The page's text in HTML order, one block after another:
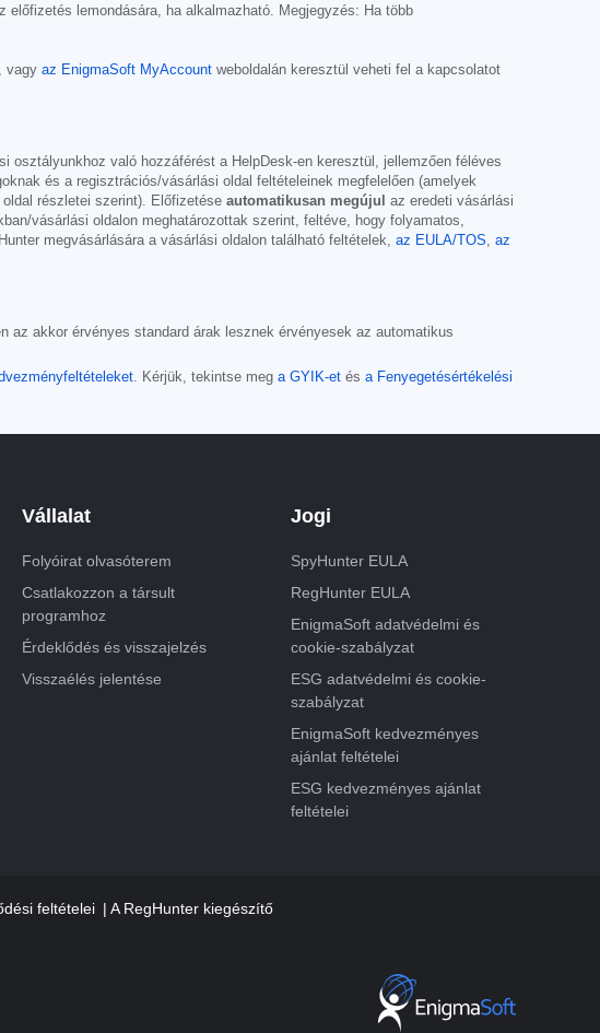
előfizetés lemondására, ha alkalmazható. Megjegyzés: Ha több
vagy az EnigmaSoft MyAccount weboldalán keresztül veheti fel a kapcsolatot
osztályunkhoz való hozzáférést a HelpDesk-en keresztül, jellemzően féléves
és a regisztrációs/vásárlási oldal feltételeinek megfelelően (amelyek
részletei szerint). Előfizetése automatikusan megújul
az eredeti vásárlási
vásárlási oldalon meghatározottak szerint, feltéve, hogy folyamatos,
megvásárlására a vásárlási oldalon található feltételek, az EULA/TOS
az
akkor érvényes standard árak lesznek érvényesek az automatikus
. Kérjük, tekintse meg a GYIK-et és a Fenyegetésértékelési
Vállalat
Folyóirat olvasóterem
Csatlakozzon a társult
programhoz
Érdeklődés és visszajelzés
Visszaélés jelentése
Jogi
SpyHunter EULA
RegHunter EULA
EnigmaSoft adatvédelmi és
cookie-szabályzat
ESG adatvédelmi és cookie-
szabályzat
EnigmaSoft kedvezményes
ajánlat feltételei
ESG kedvezményes ajánlat
feltételei
feltételei
A RegHunter kiegészítő